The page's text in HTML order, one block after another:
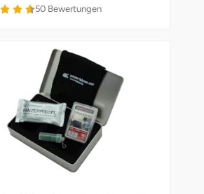
4.6 von 5
50 Bewertungen